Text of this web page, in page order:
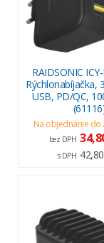
RAIDSONIC
Rýchlonabíjačka,
USB, PD/QC,
Na objednanie do
bez DPH
s DPH